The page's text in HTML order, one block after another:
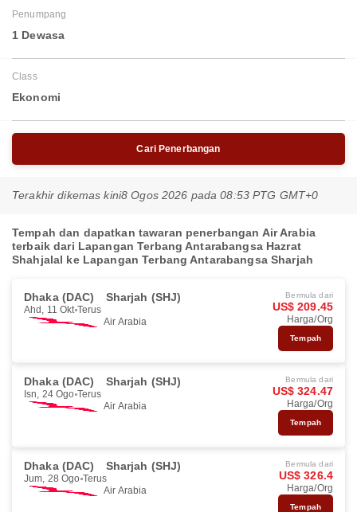
Penumpang
1 Dewasa
Class
Ekonomi
Cari Penerbangan
Terakhir dikemas kini8 Ogos 2026 pada 08:53 PTG GMT+0
Tempah dan dapatkan tawaran penerbangan Air Arabia
terbaik dari Lapangan Terbang Antarabangsa Hazrat
Shahjalal ke Lapangan Terbang Antarabangsa Sharjah
Dhaka (DAC) Sharjah (SHJ)
Ahd, 11 Okt Terus
Air Arabia
Bermula dari
US$ 209.45
Harga/Org
Tempah
Dhaka (DAC) Sharjah (SHJ)
Isn, 24 Ogo Terus
Air Arabia
Bermula dari
US$ 324.47
Harga/Org
Tempah
Dhaka (DAC) Sharjah (SHJ)
Jum, 28 Ogo Terus
Air Arabia
Bermula dari
US$ 326.4
Harga/Org
Tempah